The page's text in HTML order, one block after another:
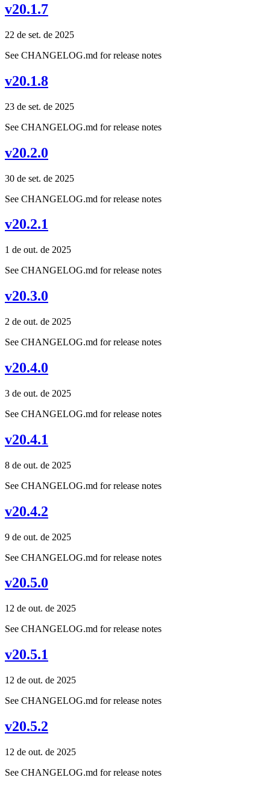
v20.1.7
22 de set. de 2025
See CHANGELOG.md for release notes
v20.1.8
23 de set. de 2025
See CHANGELOG.md for release notes
v20.2.0
30 de set. de 2025
See CHANGELOG.md for release notes
v20.2.1
1 de out. de 2025
See CHANGELOG.md for release notes
v20.3.0
2 de out. de 2025
See CHANGELOG.md for release notes
v20.4.0
3 de out. de 2025
See CHANGELOG.md for release notes
v20.4.1
8 de out. de 2025
See CHANGELOG.md for release notes
v20.4.2
9 de out. de 2025
See CHANGELOG.md for release notes
v20.5.0
12 de out. de 2025
See CHANGELOG.md for release notes
v20.5.1
12 de out. de 2025
See CHANGELOG.md for release notes
v20.5.2
12 de out. de 2025
See CHANGELOG.md for release notes